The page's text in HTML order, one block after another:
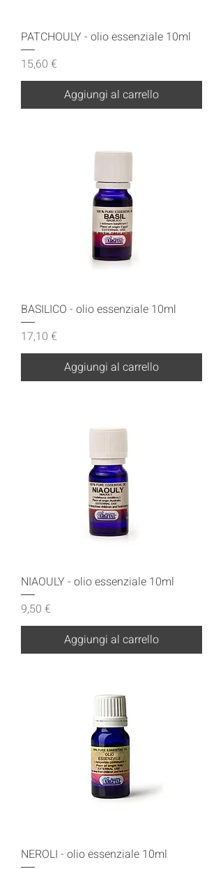
PATCHOULY - olio essenziale 10ml
Prezzo
15,60 €
Aggiungi al carrello
BASILICO - olio essenziale 10ml
Prezzo
17,10 €
Aggiungi al carrello
NIAOULY - olio essenziale 10ml
Prezzo
9,50 €
Aggiungi al carrello
NEROLI - olio essenziale 10ml